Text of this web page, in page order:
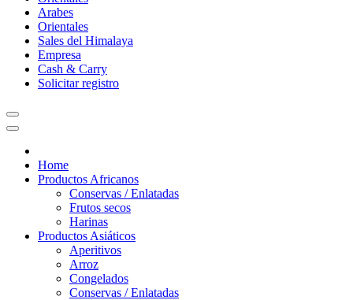
Arabes
Orientales
Sales del Himalaya
Empresa
Cash & Carry
Solicitar registro
Home
Productos Africanos
Conservas / Enlatadas
Frutos secos
Harinas
Productos Asiáticos
Aperitivos
Arroz
Congelados
Conservas / Enlatadas